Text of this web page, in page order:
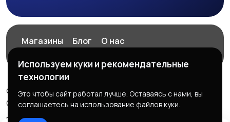
Магазины Блог
О нас
© 2026 ExZz.ru - Маркетплейс Экспресс Заказ
ООО "ЭКЗЗ", ОГРН: 888333777444
Используем куки и рекомендательные
технологии
Это чтобы сайт работал лучше. Оставаясь с нами, вы
соглашаетесь на использование файлов куки.